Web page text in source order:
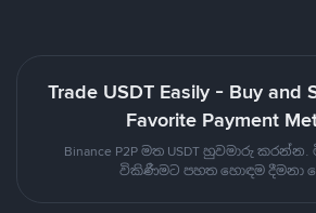
Trade USDT Easily - Buy and
Favorite Payment
Binance P2P මත USDT හුවමාරු
විකිණීමට පහත හොඳම දීමනා